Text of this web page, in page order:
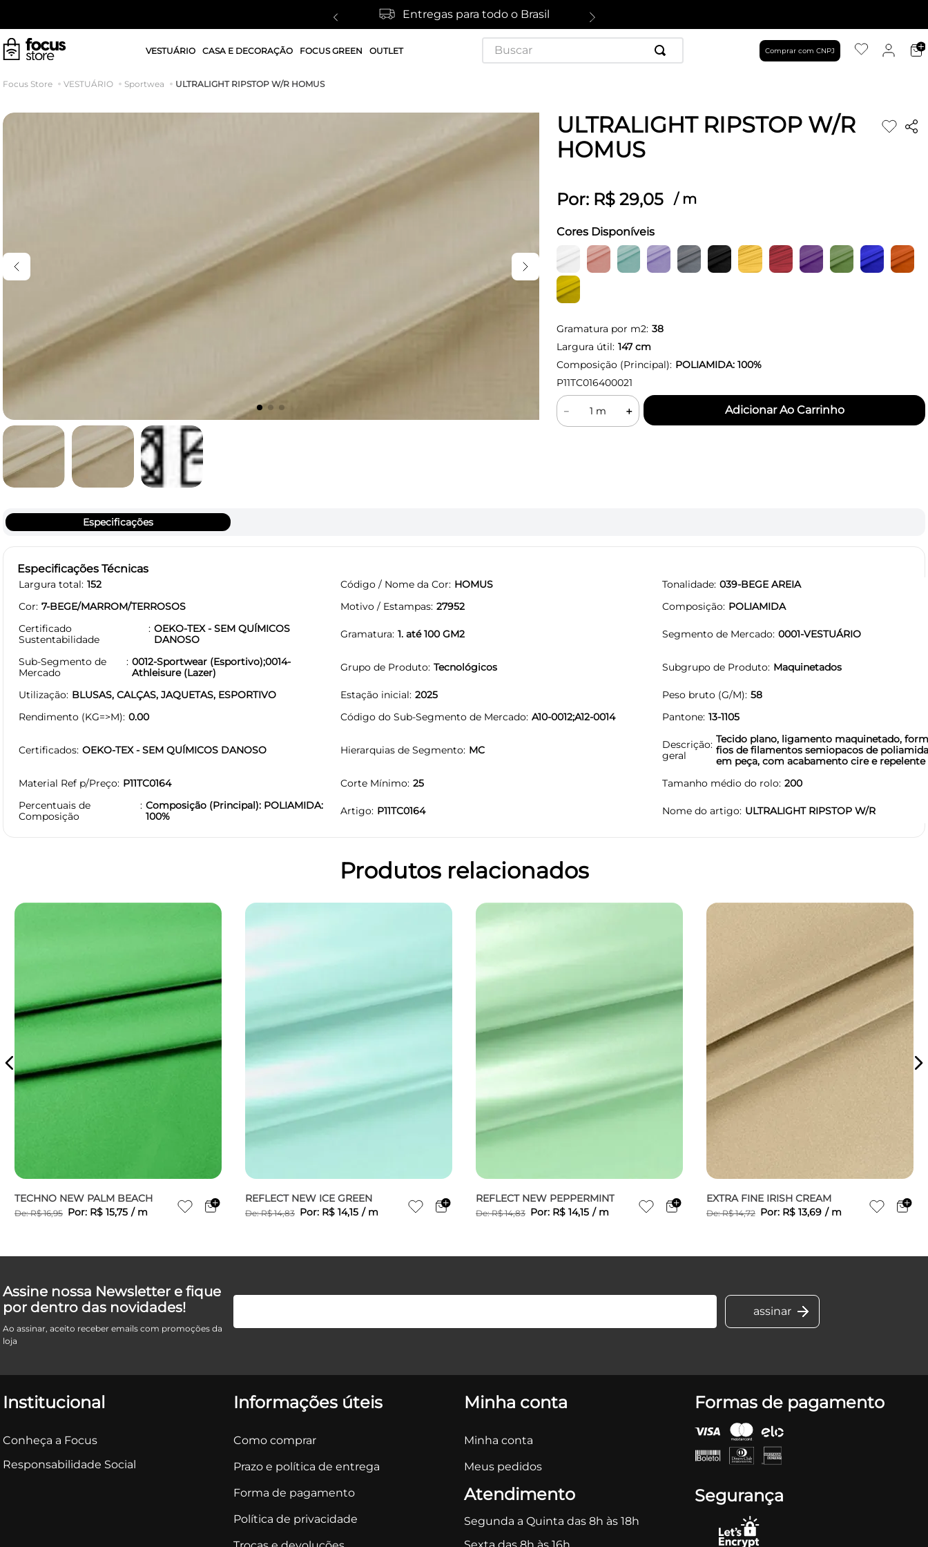
Entregas para todo o Brasil
VESTUÁRIO CASA E DECORAÇÃO FOCUS GREEN OUTLET
Buscar
Comprar com CNPJ
VESTUÁRIO Sportwea ULTRALIGHT RIPSTOP W/R HOMUS
ULTRALIGHT RIPSTOP W/R
HOMUS
Por: R$ 29,05 / m
Cores Disponíveis
Gramatura por m2: 38
Largura útil: 147cm
Composição (Principal): POLIAMIDA: 100%
P11TC016400021
＋
－
Especificações
Especificações Técnicas
Largura total 152 Código / Nome da Cor HOMUS Tonalidade 039-BEGE AREIA
Cor 7-BEGE/MARROM/TERROSOS Motivo / Estampas 27952 Composição POLIAMIDA
Certificado
Sustentabilidade
OEKO-TEX - SEM QUÍMICOS
DANOSO
Gramatura 1. até 100 GM2 Segmento de Mercado 0001-VESTUÁRIO
Sub-Segmento de
Mercado
0012-Sportwear (Esportivo);0014-
Athleisure (Lazer)
Grupo de Produto Tecnológicos Subgrupo de Produto Maquinetados
Utilização BLUSAS, CALÇAS, JAQUETAS, ESPORTIVO Estação inicial 2025 Peso bruto (G/M) 58
Rendimento (KG=>M) 0.00 Código do Sub-Segmento de Mercado A10-0012;A12-0014 Pantone 13-1105
Certificados OEKO-TEX - SEM QUÍMICOS DANOSO Hierarquias de Segmento MC
Descrição
geral
Tecido plano, ligamento maquinetado,
fios de filamentos semiopacos de
em peça, com acabamento cire e repelente
Material Ref p/Preço P11TC0164 Corte Mínimo 25 Tamanho médio do rolo 200
Percentuais de
Composição
Composição (Principal): POLIAMIDA:
100%
Artigo P11TC0164 Nome do artigo ULTRALIGHT RIPSTOP W/R
Produtos relacionados
TECHNO NEW PALM BEACH
De:R$ 16,95 Por: R$ 15,75 / m
REFLECT NEW ICE GREEN
De:R$ 14,83 Por: R$ 14,15 / m
REFLECT NEW PEPPERMINT
De:R$ 14,83 Por: R$ 14,15 / m
EXTRA FINE IRISH CREAM
De:R$ 14,72 Por: R$ 13,69 / m
Assine nossa Newsletter e fique
por dentro das novidades!
Ao assinar, aceito receber emails com promoções da
loja
Institucional
Conheça a Focus
Responsabilidade Social
Informações úteis
Como comprar
Prazo e política de entrega
Forma de pagamento
Política de privacidade
Minha conta
Minha conta
Meus pedidos
Atendimento
Segunda a Quinta das 8h às 18h
Formas de pagamento
Segurança